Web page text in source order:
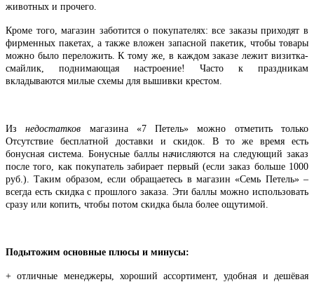
животных и прочего.
Кроме того, магазин заботится о покупателях: все заказы приходят в
фирменных пакетах, а также вложен запасной пакетик, чтобы товары
можно было переложить. К тому же, в каждом заказе лежит визитка-
смайлик, поднимающая настроение! Часто к праздникам
вкладываются милые схемы для вышивки крестом.
Изнедостатков магазина «7 Петель» можно отметить только
Отсутствие бесплатной доставки и скидок. В то же время есть
бонусная система. Бонусные баллы начисляются на следующий заказ
после того, как покупатель забирает первый (если заказ больше 1000
руб.). Таким образом, если обращаетесь в магазин «Семь Петель» –
всегда есть скидка с прошлого заказа. Эти баллы можно использовать
сразу или копить, чтобы потом скидка была более ощутимой.
Подытожим основные плюсы и минусы:
+ отличные менеджеры, хороший ассортимент, удобная и дешёвая